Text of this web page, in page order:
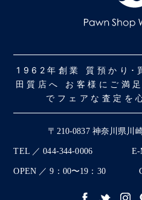
1962年創業 質預かり･
田質店へ お客様にご満
でフェアな査定を
〒210-0837 神奈川県川
TEL ／ 044-344-0006 E-
OPEN ／ 9：00〜19：30